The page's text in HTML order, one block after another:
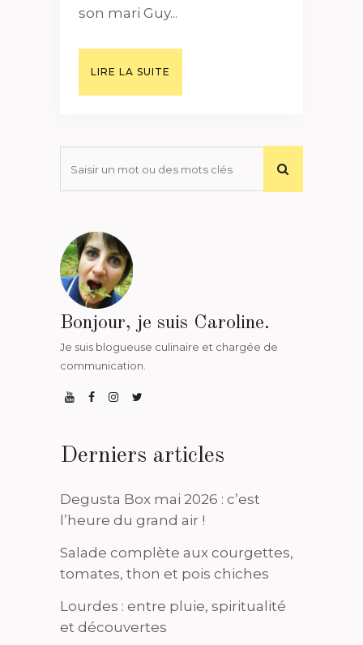
son mari Guy...
LIRE LA SUITE
Bonjour, je suis Caroline.
Je suis blogueuse culinaire et chargée de
communication.
Derniers articles
Degusta Box mai 2026 : c’est
l’heure du grand air !
Salade complète aux courgettes,
tomates, thon et pois chiches
Lourdes : entre pluie, spiritualité
et découvertes